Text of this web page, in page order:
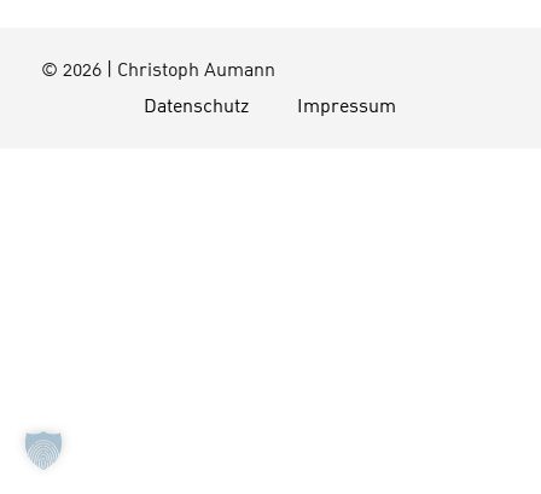
© 2026 | Christoph Aumann
Datenschutz
Impressum